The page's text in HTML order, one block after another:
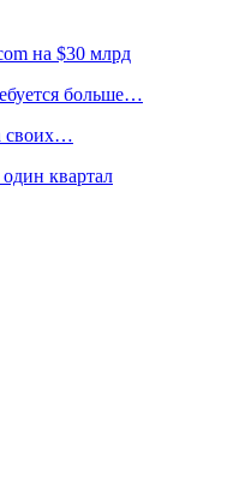
на $30 млрд
больше…
своих…
квартал